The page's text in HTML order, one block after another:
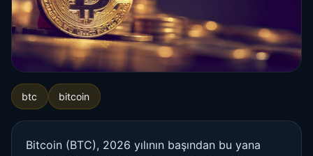
btc bitcoin
Bitcoin (BTC), 2026 yılının başından bu yana